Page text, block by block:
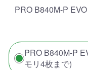
PRO B840M-P
PRO B840M-P
モリ4枚まで)